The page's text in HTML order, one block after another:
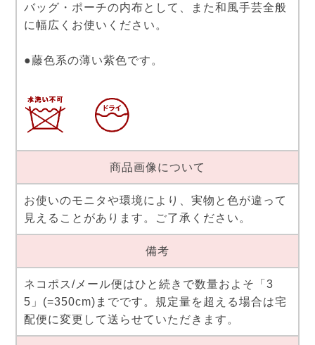
バッグ・ポーチの内布として、また和風手芸全般
に幅広くお使いください。
●藤色系の薄い紫色です。
商品画像について
お使いのモニタや環境により、実物と色が違って
見えることがあります。ご了承ください。
備考
ネコポス/メール便はひと続きで数量およそ「3
5」(=350cm)までです。規定量を超える場合は宅
配便に変更して送らせていただきます。